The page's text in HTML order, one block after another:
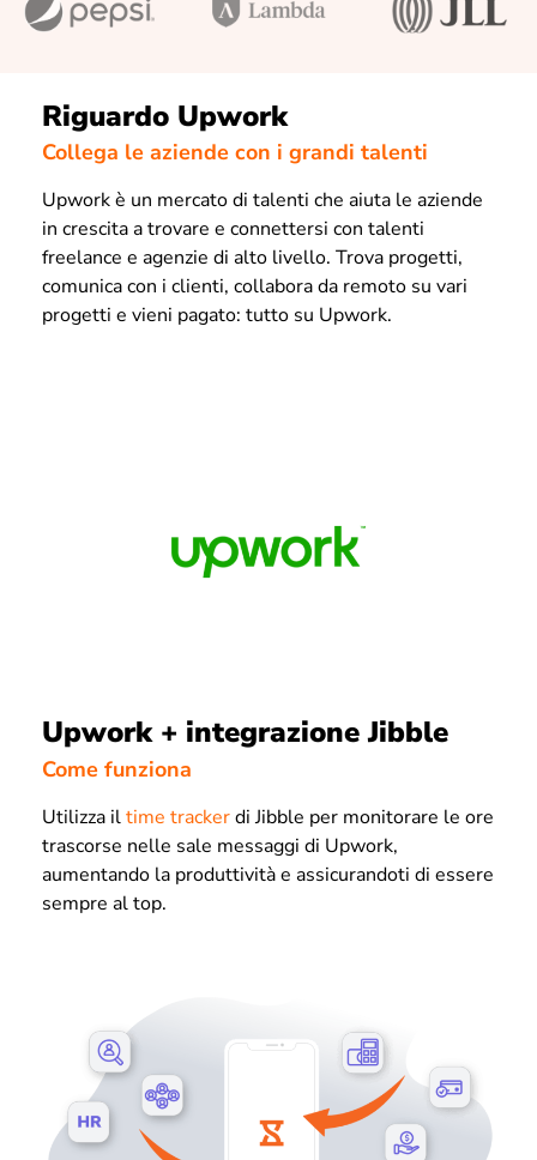
Riguardo Upwork
Collega le aziende con i grandi talenti
Upwork è un mercato di talenti che aiuta le aziende
in crescita a trovare e connettersi con talenti
freelance e agenzie di alto livello. Trova progetti,
comunica con i clienti, collabora da remoto su vari
progetti e vieni pagato: tutto su Upwork.
Upwork + integrazione Jibble
Come funziona
Utilizza iltime trackerdi Jibble per monitorare le ore
trascorse nelle sale messaggi di Upwork,
aumentando la produttività e assicurandoti di essere
sempre al top.